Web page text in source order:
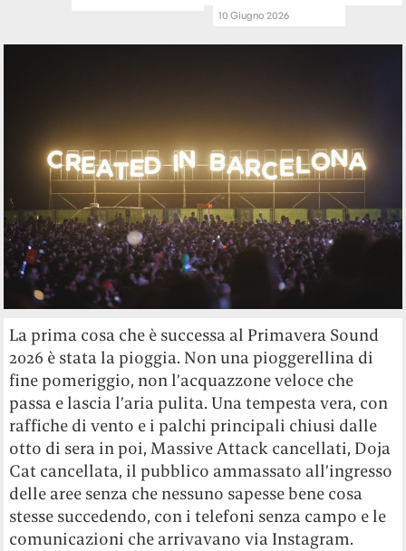
10 Giugno 2026
La prima cosa che è successa al Primavera Sound
2026 è stata la pioggia. Non una pioggerellina di
fine pomeriggio, non l’acquazzone veloce che
passa e lascia l’aria pulita. Una tempesta vera, con
raffiche di vento e i palchi principali chiusi dalle
otto di sera in poi, Massive Attack cancellati, Doja
Cat cancellata, il pubblico ammassato all’ingresso
delle aree senza che nessuno sapesse bene cosa
stesse succedendo, con i telefoni senza campo e le
comunicazioni che arrivavano via Instagram.